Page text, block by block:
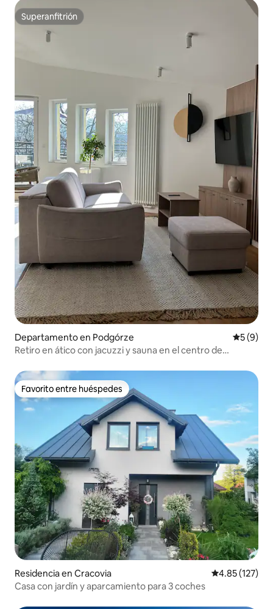
Superanfitrión
Superanfitrión
Departamento en Podgórze
5 (9)
Retiro en ático con jacuzzi y sauna en el centro de
Favorito entre huéspedes
Favorito entre huéspedes
Residencia en Cracovia Calificación
4.85 (127)
Casa con jardín y aparcamiento para 3 coches